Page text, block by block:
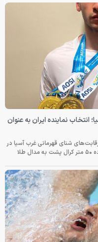
نماینده ایران به عنوان
شنای قهرمانی غرب آسیا در